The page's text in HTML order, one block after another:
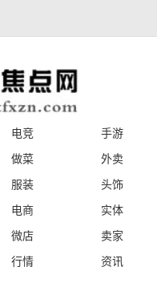
电竞
手游
做菜
外卖
服装
头饰
电商
实体
微店
卖家
行情 资讯